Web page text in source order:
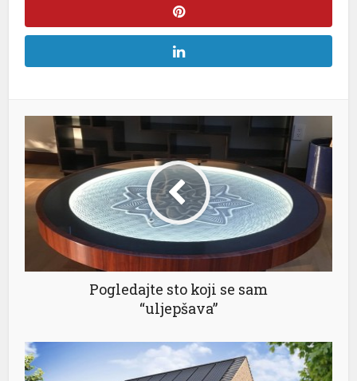
Pogledajte sto koji se sam
“uljepšava”